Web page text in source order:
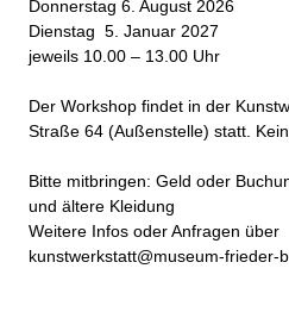
Donnerstag 6. August 2026
Dienstag 5. Januar 2027
jeweils 10.00 – 13.00 Uhr
Der Workshop findet in der
Straße 64 (Außenstelle) statt.
Bitte mitbringen: Geld oder
und ältere Kleidung
Weitere Infos oder Anfragen über
kunstwerkstatt@museum-frieder-